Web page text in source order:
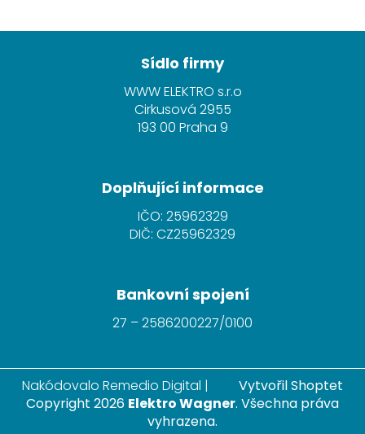
Sídlo firmy
WWW ELEKTRO s.r.o
Cirkusová 2955
193 00 Praha 9
Doplňující informace
IČO: 25962329
DIČ: CZ25962329
Bankovní spojení
27 – 2586200227/0100
NakódovaloRemedio Digital |
Vytvořil Shoptet
Copyright 2026 Elektro Wagner. Všechna práva
vyhrazena.